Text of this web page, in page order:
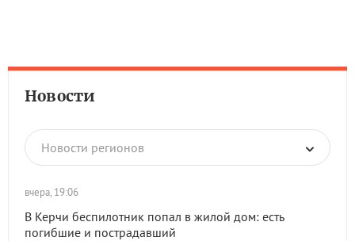
Новости
Новости регионов
вчера, 19:06
В Керчи беспилотник попал в жилой дом: есть
погибшие и пострадавший